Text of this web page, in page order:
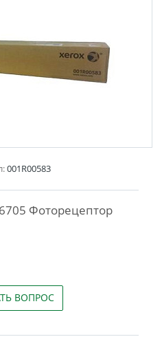
001R00583
Фоторецептор
ВОПРОС